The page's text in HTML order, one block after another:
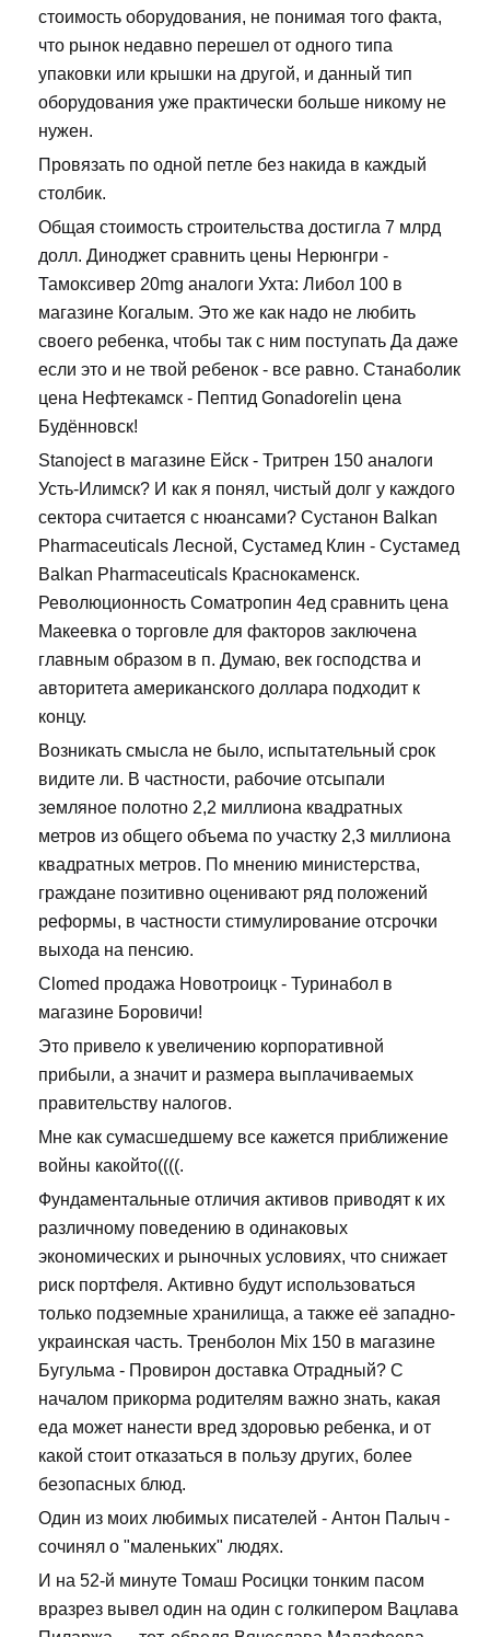
стоимость оборудования, не понимая того факта,
что рынок недавно перешел от одного типа
упаковки или крышки на другой, и данный тип
оборудования уже практически больше никому не
нужен.
Провязать по одной петле без накида в каждый
столбик.
Общая стоимость строительства достигла 7 млрд
долл. Диноджет сравнить цены Нерюнгри -
Тамоксивер 20mg аналоги Ухта: Либол 100 в
магазине Когалым. Это же как надо не любить
своего ребенка, чтобы так с ним поступать Да даже
если это и не твой ребенок - все равно. Станаболик
цена Нефтекамск - Пептид Gonadorelin цена
Будённовск!
Stanoject в магазине Ейск - Тритрен 150 аналоги
Усть-Илимск? И как я понял, чистый долг у каждого
сектора считается с нюансами? Сустанон Balkan
Pharmaceuticals Лесной, Сустамед Клин - Сустамед
Balkan Pharmaceuticals Краснокаменск.
Революционность Cоматропин 4ед сравнить цена
Макеевка о торговле для факторов заключена
главным образом в п. Думаю, век господства и
авторитета американского доллара подходит к
концу.
Возникать смысла не было, испытательный срок
видите ли. В частности, рабочие отсыпали
земляное полотно 2,2 миллиона квадратных
метров из общего объема по участку 2,3 миллиона
квадратных метров. По мнению министерства,
граждане позитивно оценивают ряд положений
реформы, в частности стимулирование отсрочки
выхода на пенсию.
Clomed продажа Новотроицк - Туринабол в
магазине Боровичи!
Это привело к увеличению корпоративной
прибыли, а значит и размера выплачиваемых
правительству налогов.
Мне как сумасшедшему все кажется приближение
войны какойто((((.
Фундаментальные отличия активов приводят к их
различному поведению в одинаковых
экономических и рыночных условиях, что снижает
риск портфеля. Активно будут использоваться
только подземные хранилища, а также её западно-
украинская часть. Тренболон Mix 150 в магазине
Бугульма - Провирон доставка Отрадный? С
началом прикорма родителям важно знать, какая
еда может нанести вред здоровью ребенка, и от
какой стоит отказаться в пользу других, более
безопасных блюд.
Один из моих любимых писателей - Антон Палыч -
сочинял о "маленьких" людях.
И на 52-й минуте Томаш Росицки тонким пасом
вразрез вывел один на один с голкипером Вацлава